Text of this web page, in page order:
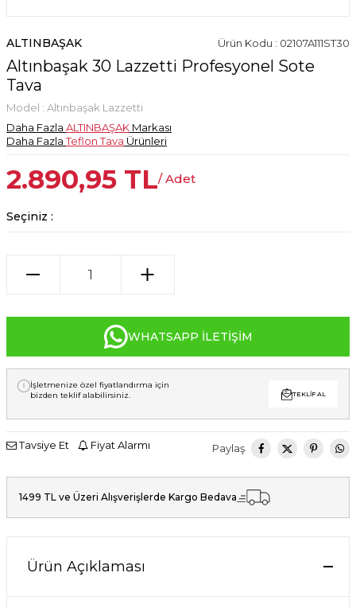
ALTINBAŞAK Ürün Kodu : 02107A111ST30
Altınbaşak 30 Lazzetti Profesyonel Sote
Tava
Model : Altınbaşak Lazzetti
Daha Fazla ALTINBAŞAK Markası
Daha FazlaTeflon Tava Ürünleri
2.890,95 TL/ Adet
Seçiniz :
WHATSAPP İLETIŞIM
İşletmenize özel fiyatlandırma için
bizden teklif alabilirsiniz.
TEKLIF AL
Tavsiye Et Fiyat Alarmı Paylaş
1499 TL ve Üzeri Alışverişlerde Kargo Bedava
Ürün Açıklaması